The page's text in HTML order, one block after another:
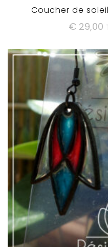
Coucher de
€29,00